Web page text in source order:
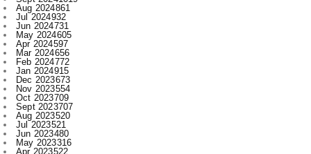
Apr 2024597
Mar 2024656
Feb 2024772
Jan 2024915
Dec 2023673
Nov 2023554
Oct 2023709
Sept 2023707
Aug 2023520
Jul 2023521
Jun 2023480
May 2023316
Apr 2023522
Mar 2023593
Feb 2023607
Jan 2023743
Dec 2022730